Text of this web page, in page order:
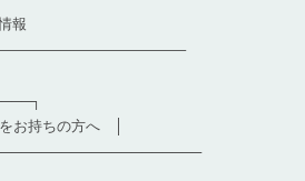
報
お持ちの方へ │